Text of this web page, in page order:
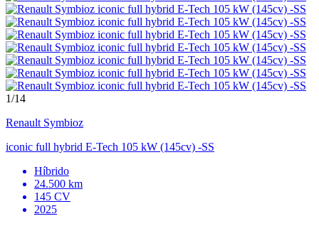
1/14
Renault Symbioz
iconic full hybrid E-Tech 105 kW (145cv) -SS
Híbrido
24.500 km
145 CV
2025